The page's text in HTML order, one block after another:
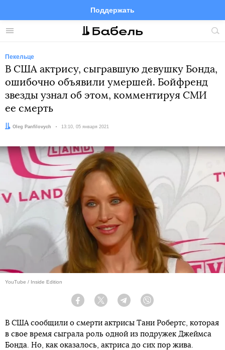
Меню
Поддержать
FacebookTelegramTwitter
Пекельце
В США актрису, сыгравшую девушку Бонда,
ошибочно объявили умершей. Бойфренд
звезды узнал об этом, комментируя СМИ
ее смерть
Автор:
Oleg Panfilovych Дата:
13:10, 05 января 2021
YouTube / Inside Edition
Facebook Twitter Telegram
В США сообщили о смерти актрисы Тани Робертс, которая
в свое время сыграла роль одной из подружек Джеймса
Бонда. Но, как оказалось, актриса до сих пор жива.